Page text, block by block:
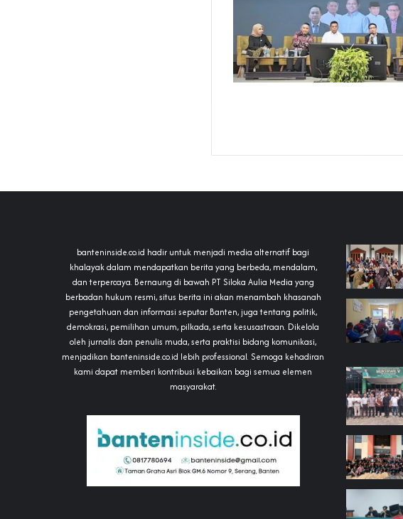
banteninside.co.id hadir untuk menjadi media alternatif bagi
khalayak dalam mendapatkan berita yang berbeda, mendalam,
dan terpercaya. Bernaung di bawah PT Siloka Aulia Media yang
berbadan hukum resmi, situs berita ini akan menambah khasanah
pengetahuan dan informasi seputar Banten, juga tentang politik,
demokrasi, pemilihan umum, pilkada, serta kesusastraan. Dikelola
oleh jurnalis dan penulis muda, serta praktisi bidang komunikasi,
menjadikan banteninside.co.id lebih professional. Semoga kehadiran
kami dapat memberi kontribusi kebaikan bagi semua elemen
masyarakat.